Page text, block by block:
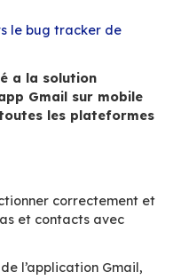
des
Gmail sur
–
vers le bug